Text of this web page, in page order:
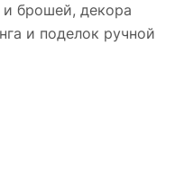
и брошей, декора
и поделок ручной